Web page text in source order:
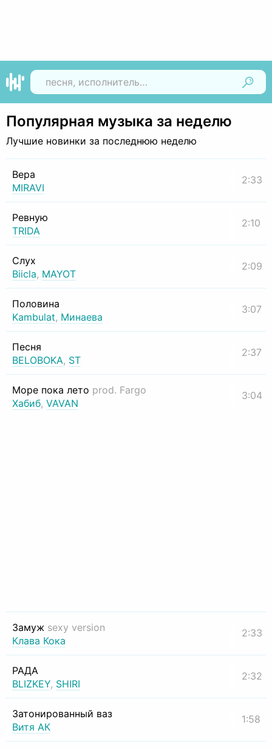
Популярная музыка за неделю
Лучшие новинки за последнюю неделю
Вера
MIRAVI
2:33
Ревную
TRIDA
2:10
Слух
Biicla, MAYOT
2:09
Половина
Kambulat, Минаева
3:07
Песня
BELOBOKA, ST
2:37
Море пока лето prod. Fargo
Хабиб, VAVAN
3:04
Замуж sexy version
Клава Кока
2:33
РАДА
BLIZKEY, SHIRI
2:32
Затонированный ваз
Витя АК
1:58